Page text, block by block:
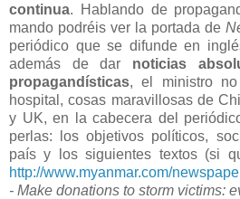
continua. Hablando de
mando podréis ver la portada de
periódico que se difunde en
además de dar noticias
propagandísticas, el ministro
hospital, cosas maravillosas de
y UK, en la cabecera del
perlas: los objetivos políticos,
país y los siguientes textos (si
http://www.myanmar.com/
- Make donations to storm victims: